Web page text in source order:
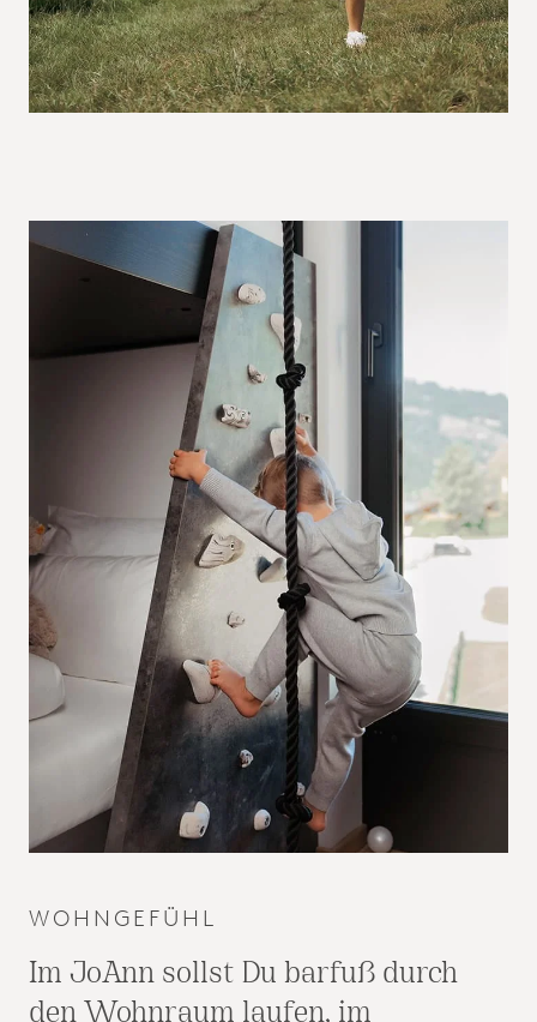
WOHNGEFÜHL
Im JoAnn sollst Du barfuß durch
den Wohnraum laufen, im